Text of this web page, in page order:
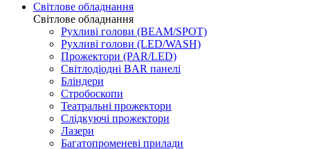
Світлове обладнання
Світлове обладнання
Рухливі голови (BEAM/SPOT)
Рухливі голови (LED/WASH)
Прожектори (PAR/LED)
Світлодіодні BAR панелі
Бліндери
Стробоскопи
Театральні прожектори
Слідкуючі прожектори
Лазери
Багатопроменеві прилади